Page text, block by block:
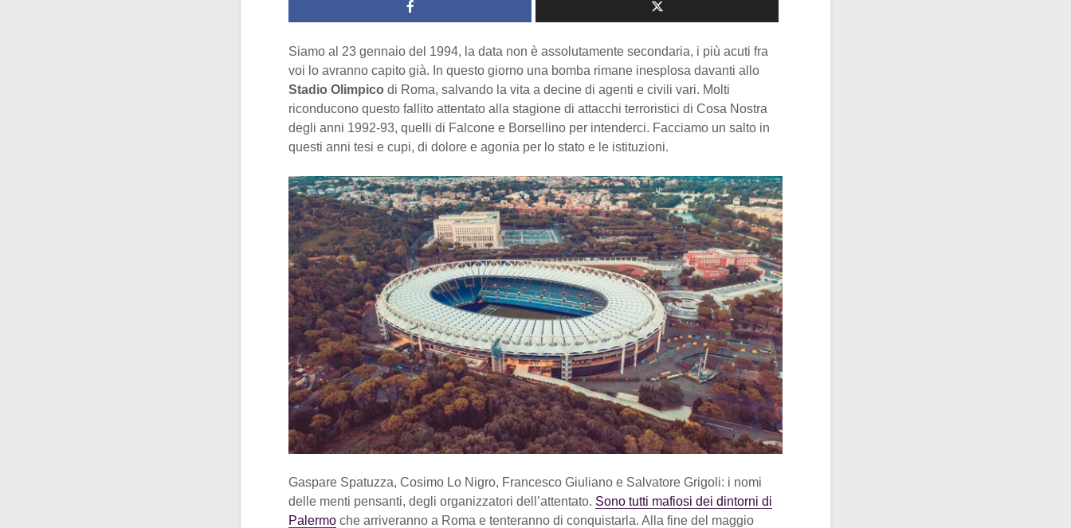
Siamo al 23 gennaio del 1994, la data non è assolutamente secondaria, i più acuti fra
voi lo avranno capito già. In questo giorno una bomba rimane inesplosa davanti allo
Stadio Olimpico di Roma, salvando la vita a decine di agenti e civili vari. Molti
riconducono questo fallito attentato alla stagione di attacchi terroristici di Cosa Nostra
degli anni 1992-93, quelli di Falcone e Borsellino per intenderci. Facciamo un salto in
questi anni tesi e cupi, di dolore e agonia per lo stato e le istituzioni.
Gaspare Spatuzza, Cosimo Lo Nigro, Francesco Giuliano e Salvatore Grigoli: i nomi
delle menti pensanti, degli organizzatori dell’attentato. Sono tutti mafiosi dei dintorni di
Palermo che arriveranno a Roma e tenteranno di conquistarla. Alla fine del maggio